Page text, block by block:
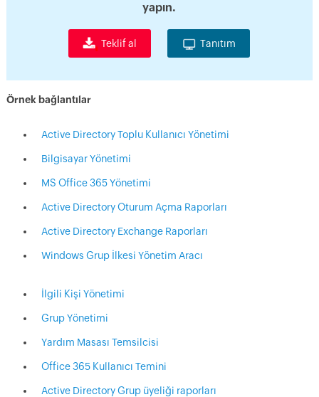
yapın.
Teklif al Tanıtım
Örnek bağlantılar
Active Directory Toplu Kullanıcı Yönetimi
Bilgisayar Yönetimi
MS Office 365 Yönetimi
Active Directory Oturum Açma Raporları
Active Directory Exchange Raporları
Windows Grup İlkesi Yönetim Aracı
İlgili Kişi Yönetimi
Grup Yönetimi
Yardım Masası Temsilcisi
Office 365 Kullanıcı Temini
Active Directory Grup üyeliği raporları